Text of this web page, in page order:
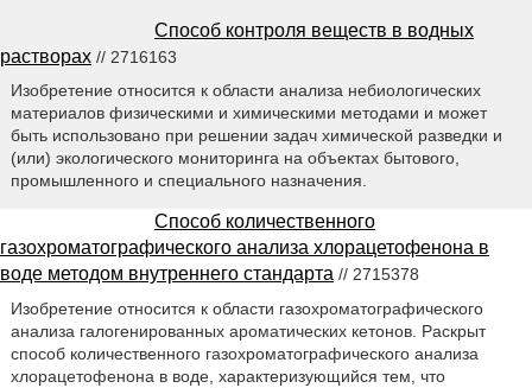
Способ контроля веществ в водных
растворах // 2716163
Изобретение относится к области анализа небиологических
материалов физическими и химическими методами и может
быть использовано при решении задач химической разведки и
(или) экологического мониторинга на объектах бытового,
промышленного и специального назначения.
Способ количественного
газохроматографического анализа хлорацетофенона в
воде методом внутреннего стандарта // 2715378
Изобретение относится к области газохроматографического
анализа галогенированных ароматических кетонов. Раскрыт
способ количественного газохроматографического анализа
хлорацетофенона в воде, характеризующийся тем, что